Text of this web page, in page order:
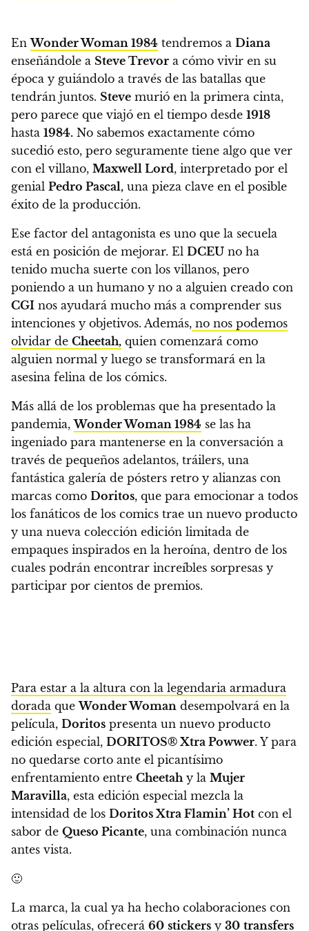
EnWonder Woman 1984 tendremos a Diana
enseñándole a Steve Trevor a cómo vivir en su
época y guiándolo a través de las batallas que
tendrán juntos. Steve murió en la primera cinta,
pero parece que viajó en el tiempo desde 1918
hasta 1984. No sabemos exactamente cómo
sucedió esto, pero seguramente tiene algo que ver
con el villano, Maxwell Lord, interpretado por el
genial Pedro Pascal, una pieza clave en el posible
éxito de la producción.
Ese factor del antagonista es uno que la secuela
está en posición de mejorar. El DCEU no ha
tenido mucha suerte con los villanos, pero
poniendo a un humano y no a alguien creado con
CGI nos ayudará mucho más a comprender sus
intenciones y objetivos. Además, no nos podemos
olvidar de Cheetah, quien comenzará como
alguien normal y luego se transformará en la
asesina felina de los cómics.
Más allá de los problemas que ha presentado la
pandemia,Wonder Woman 1984 se las ha
ingeniado para mantenerse en la conversación a
través de pequeños adelantos, tráilers, una
fantástica galería de pósters retro y alianzas con
marcas como Doritos, que para emocionar a todos
los fanáticos de los comics trae un nuevo producto
y una nueva colección edición limitada de
empaques inspirados en la heroína, dentro de los
cuales podrán encontrar increíbles sorpresas y
participar por cientos de premios.
Para estar a la altura con la legendaria armadura
dorada queWonder Woman desempolvará en la
película, Doritos presenta un nuevo producto
edición especial, DORITOS® Xtra Powwer. Y para
no quedarse corto ante el picantísimo
enfrentamiento entre Cheetahy la Mujer
Maravilla, esta edición especial mezcla la
intensidad de los Doritos Xtra Flamin’ Hot con el
sabor de Queso Picante, una combinación nunca
antes vista.
🙂
La marca, la cual ya ha hecho colaboraciones con
otras películas, ofrecerá 60 stickers y 30 transfers